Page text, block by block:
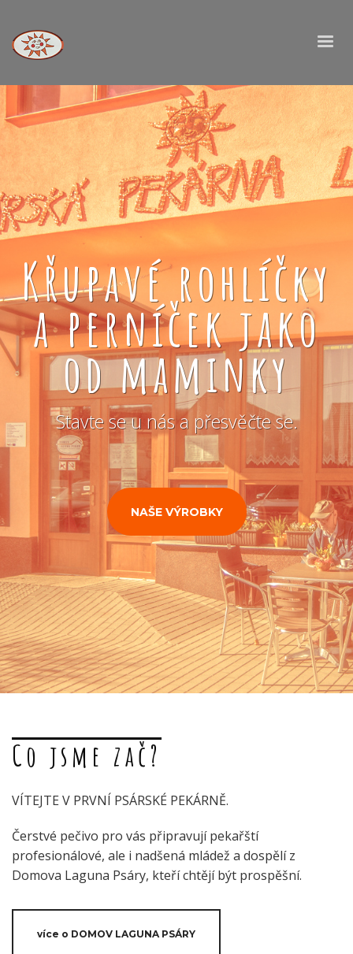
Křupavé rohlíčky
a perníček jako
od maminky
Stavte se u nás a přesvěčte se.
NAŠE VÝROBKY
Co jsme zač?
VÍTEJTE V PRVNÍ PSÁRSKÉ PEKÁRNĚ.
Čerstvé pečivo pro vás připravují pekařští
profesionálové, ale i nadšená mládež a dospělí z
Domova Laguna Psáry, kteří chtějí být prospěšní.
více o DOMOV LAGUNA PSÁRY